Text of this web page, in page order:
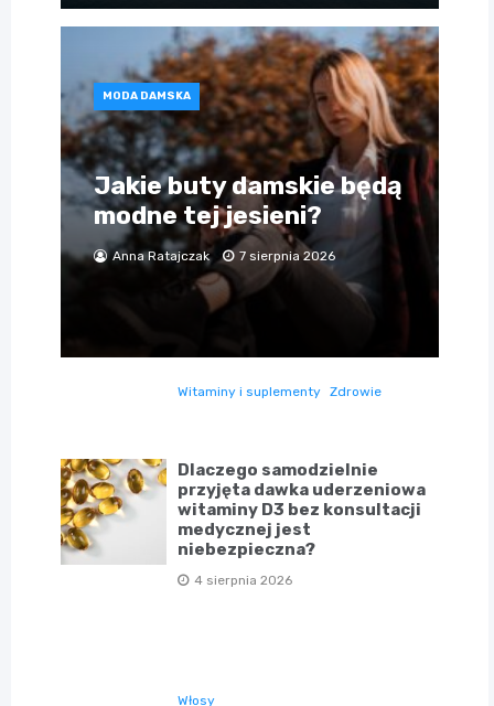
MODA DAMSKA
Jakie buty damskie będą
modne tej jesieni?
Anna Ratajczak 7 sierpnia 2026
Witaminy i suplementy Zdrowie
Dlaczego samodzielnie
przyjęta dawka uderzeniowa
witaminy D3 bez konsultacji
medycznej jest
niebezpieczna?
4 sierpnia 2026
Włosy